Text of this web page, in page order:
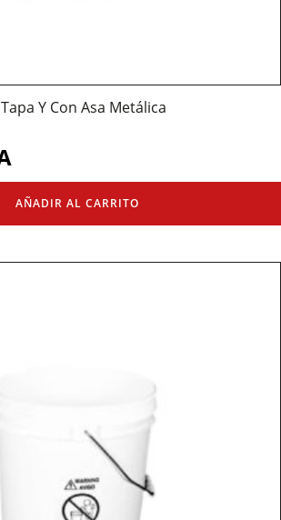
Y Con Asa Metálica
AÑADIR AL CARRITO